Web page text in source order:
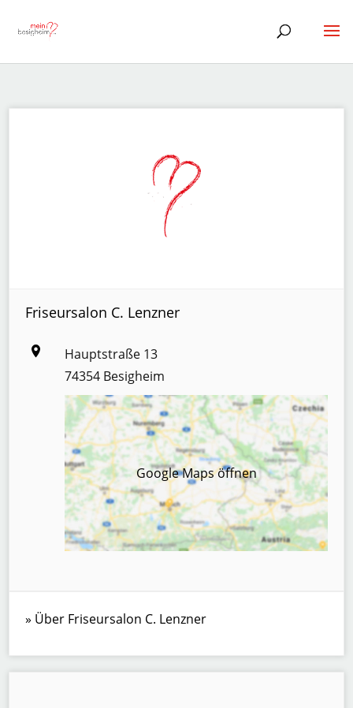
Friseursalon C. Lenzner
Hauptstraße 13
74354 Besigheim
Google Maps öffnen
Über Friseursalon C. Lenzner